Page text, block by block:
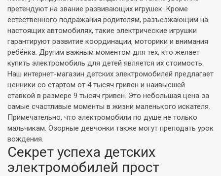
претендуют на звание развивающих игрушек. Кроме
естественного подражания родителям, разъезжающим на
настоящих автомобилях, такие электрические игрушки
гарантируют развитие координации, моторики и внимания
ребёнка. Другим важным моментом для тех, кто желает
купить электромобиль для детей является их стоимость.
Наш интернет-магазин детских электромобилей предлагает
ценники со стартом от 4 тысяч гривен и наивысшей
ставкой в размере 9 тысяч гривен. Это небольшая цена за
самые счастливые моменты в жизни маленького искателя.
Примечательно, что электромобили по душе не только
мальчикам. Озорные девчонки также могут преподать урок
вождения.
Секрет успеха детских
электромобилей прост